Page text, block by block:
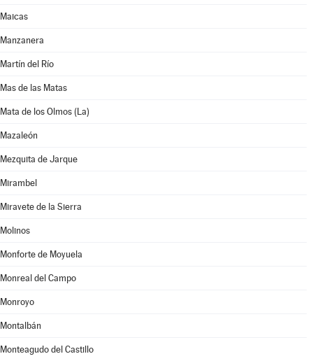
Maicas
Manzanera
Martín del Río
Mas de las Matas
Mata de los Olmos (La)
Mazaleón
Mezquita de Jarque
Mirambel
Miravete de la Sierra
Molinos
Monforte de Moyuela
Monreal del Campo
Monroyo
Montalbán
Monteagudo del Castillo